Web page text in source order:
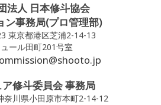
法人 日本修斗協会
ン事務局(プロ管理部)
東京都港区芝浦2-14-13
ール田町201号室
修斗委員会 事務局
奈川県小田原市本町2-14-12